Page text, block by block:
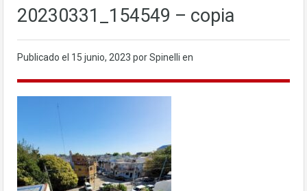
20230331_154549 – copia
Publicado el 15 junio, 2023 por Spinelli en